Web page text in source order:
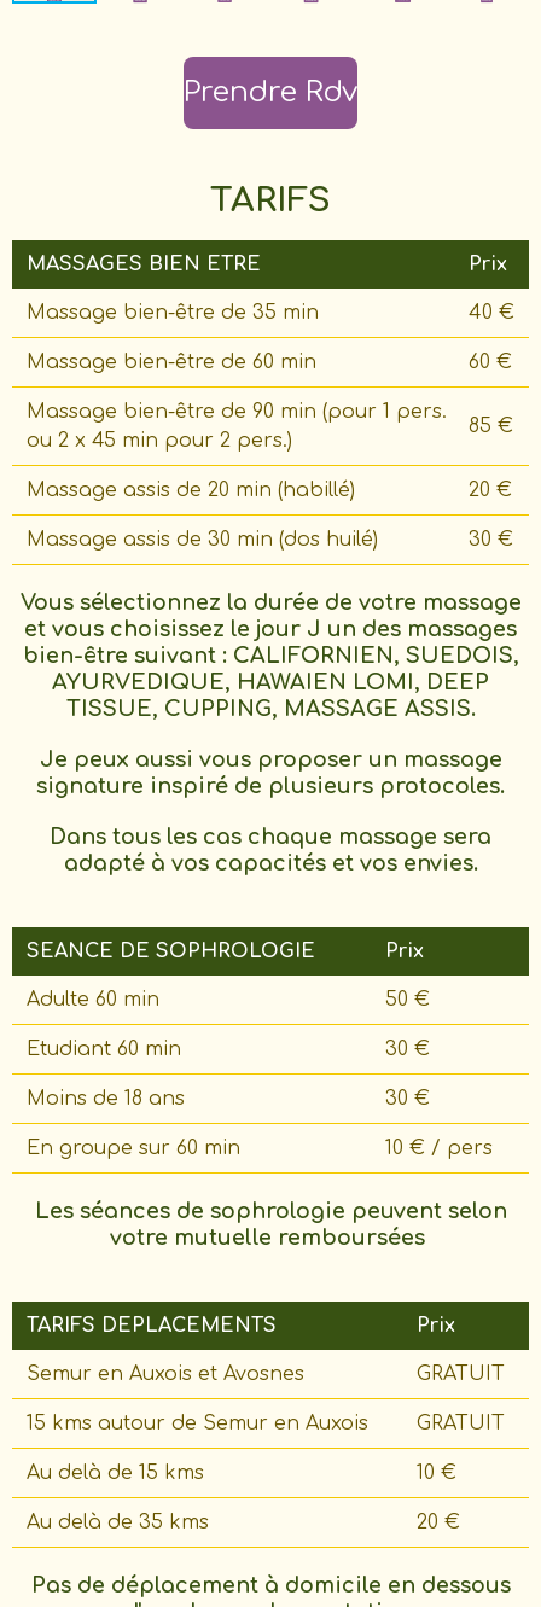
Prendre Rdv
TARIFS
MASSAGES BIEN ETRE Prix
Massage bien-être de 35 min 40 €
Massage bien-être de 60 min 60 €
Massage bien-être de 90 min (pour 1 pers.
ou 2 x 45 min pour 2 pers.)
85 €
Massage assis de 20 min (habillé) 20 €
Massage assis de 30 min (dos huilé) 30 €
Vous sélectionnez la durée de votre massage
et vous choisissez le jour J un des massages
bien-être suivant : CALIFORNIEN, SUEDOIS,
AYURVEDIQUE, HAWAIEN LOMI, DEEP
TISSUE, CUPPING, MASSAGE ASSIS.
Je peux aussi vous proposer un massage
signature inspiré de plusieurs protocoles.
Dans tous les cas chaque massage sera
adapté à vos capacités et vos envies.
SEANCE DE SOPHROLOGIE Prix
Adulte 60 min 50 €
Etudiant 60 min 30 €
Moins de 18 ans 30 €
En groupe sur 60 min 10 € / pers
Les séances de sophrologie peuvent selon
votre mutuelle remboursées
TARIFS DEPLACEMENTS Prix
Semur en Auxois et Avosnes GRATUIT
15 kms autour de Semur en Auxois GRATUIT
Au delà de 15 kms 10 €
Au delà de 35 kms 20 €
Pas de déplacement à domicile en dessous